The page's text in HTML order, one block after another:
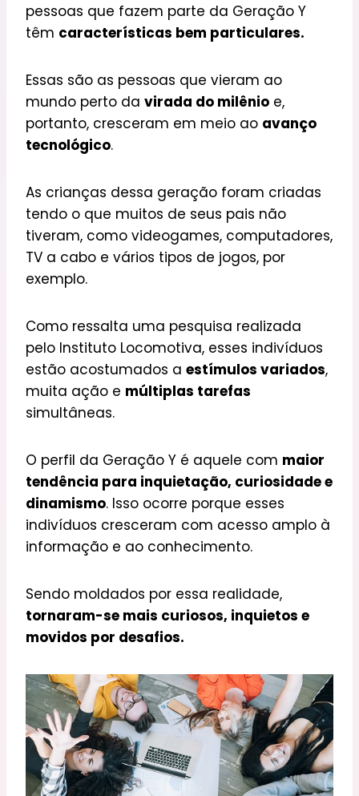
pessoas que fazem parte da Geração Y
têm características bem particulares.
Essas são as pessoas que vieram ao
mundo perto da virada do milênio e,
portanto, cresceram em meio ao avanço
tecnológico.
As crianças dessa geração foram criadas
tendo o que muitos de seus pais não
tiveram, como videogames, computadores,
TV a cabo e vários tipos de jogos, por
exemplo.
Como ressalta uma pesquisa realizada
pelo Instituto Locomotiva, esses indivíduos
estão acostumados a estímulos variados,
muita ação e múltiplas tarefas
simultâneas.
O perfil da Geração Y é aquele com maior
tendência para inquietação, curiosidade e
dinamismo. Isso ocorre porque esses
indivíduos cresceram com acesso amplo à
informação e ao conhecimento.
Sendo moldados por essa realidade,
tornaram-se mais curiosos, inquietos e
movidos por desafios.